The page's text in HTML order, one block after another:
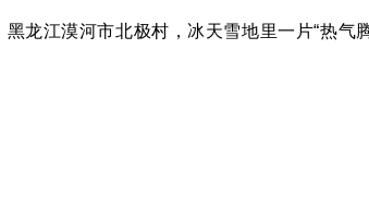
江漠河市北极村，冰天雪地里一片“热气腾